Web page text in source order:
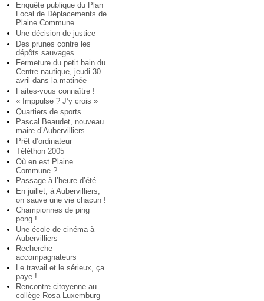
Enquête publique du Plan
Local de Déplacements de
Plaine Commune
Une décision de justice
Des prunes contre les
dépôts sauvages
Fermeture du petit bain du
Centre nautique, jeudi 30
avril dans la matinée
Faites-vous connaître !
« Imppulse ? J’y crois »
Quartiers de sports
Pascal Beaudet, nouveau
maire d’Aubervilliers
Prêt d’ordinateur
Téléthon 2005
Où en est Plaine
Commune ?
Passage à l’heure d’été
En juillet, à Aubervilliers,
on sauve une vie chacun !
Championnes de ping
pong !
Une école de cinéma à
Aubervilliers
Recherche
accompagnateurs
Le travail et le sérieux, ça
paye !
Rencontre citoyenne au
collège Rosa Luxemburg